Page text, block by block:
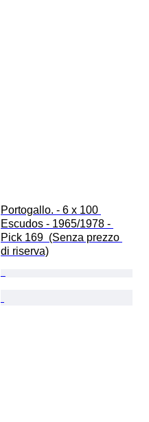
Portogallo. - 6 x 100
Escudos - 1965/1978 -
Pick 169  (Senza prezzo
di riserva)